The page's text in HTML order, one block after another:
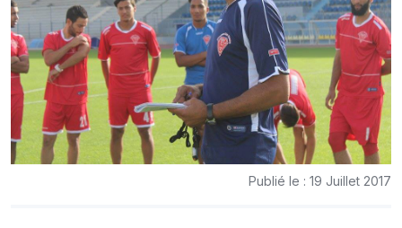
Publié le : 19 Juillet 2017